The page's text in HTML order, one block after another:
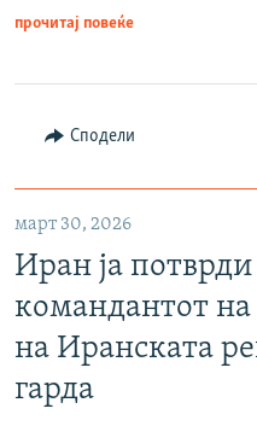
прочитај повеќе
Сподели
март 30, 2026
Иран ја
командантот
на Иранската
гарда